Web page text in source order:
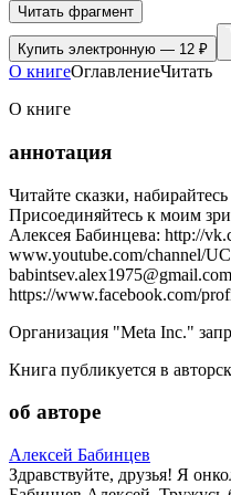
Читать фрагмент
Купить электронную — 12 ₽
О книгеОглавлениеЧитать
О книге
аннотация
Читайте сказки,
Присоединяйтесь к моим
Алексея Бабинцева: http://
www.youtube.com/channel/
babintsev.alex1975@gmail.com
https://www.facebook.com/
Организация "Meta Inc."
Книга публикуется в
об авторе
Алексей Бабинцев
Здравствуйте, друзья! Я